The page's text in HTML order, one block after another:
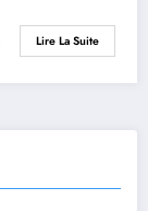
Lire La Suite